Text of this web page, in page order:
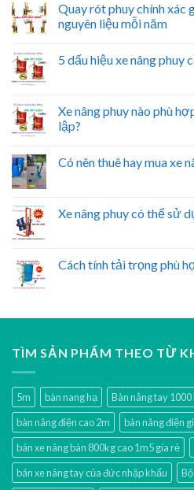
Quay rót phuy chính
nguyên liệu mỗi năm
5 dấu hiệu xe nâng phuy
Xe nâng phuy nào phù
lập?
Có nên thuê hay mua xe
Xe nâng phuy có thể sử
Cách tính tải trọng phù
TÌM SẢN PHẨM THEO TỪ
5m bàn nang hạ Bàn nâng tay 1000
bàn nâng điện cao 2m
bàn nâng điện
bán xe nâng bàn 800kg cao 1m5 gía rẻ
bán xe nâng tay của đức nhập khẩu